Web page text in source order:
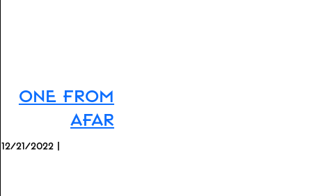
One From
Afar
12/21/2022 |